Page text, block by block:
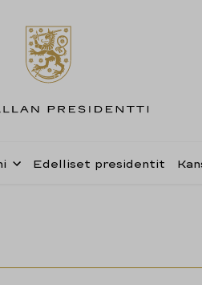
Edelliset presidentit